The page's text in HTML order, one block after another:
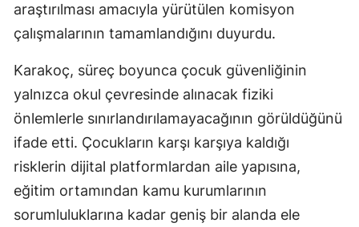
araştırılması amacıyla yürütülen komisyon
çalışmalarının tamamlandığını duyurdu.
Karakoç, süreç boyunca çocuk güvenliğinin
yalnızca okul çevresinde alınacak fiziki
önlemlerle sınırlandırılamayacağının görüldüğünü
ifade etti. Çocukların karşı karşıya kaldığı
risklerin dijital platformlardan aile yapısına,
eğitim ortamından kamu kurumlarının
sorumluluklarına kadar geniş bir alanda ele